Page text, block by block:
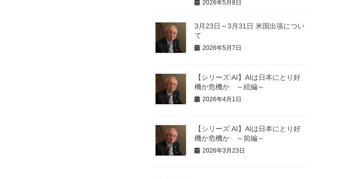
2026年5月8日
3月23日～3月31日 米国出張につい
て
2026年5月7日
【シリーズ:AI】AIは日本にとり好
機か危機か ～続編～
2026年4月1日
【シリーズ:AI】AIは日本にとり好
機か危機か ～前編～
2026年3月23日